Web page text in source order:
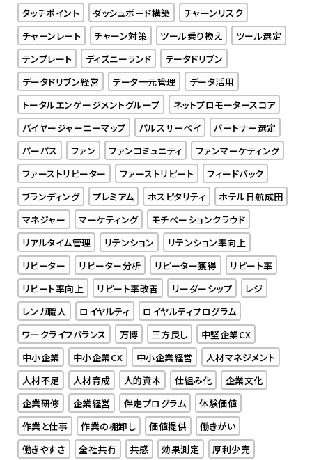
タッチポイント
ダッシュボード構築
チャーンリスク
チャーンレート
チャーン対策 ツール乗り換え
ツール選定
テンプレート
ディズニーランド
データドリブン
データドリブン経営
データ一元管理
データ活用
トータルエンゲージメントグループ
ネットプロモータースコア
バイヤージャーニーマップ
パルスサーベイ
パートナー選定
パーパス
ファン ファンコミュニティ
ファンマーケティング
ファーストリピーター
ファーストリピート
フィードバック
ブランディング
プレミアム ホスピタリティ
ホテル日航成田
マネジャー
マーケティング
モチベーションクラウド
リアルタイム管理
リテンション
リテンション率向上
リピーター
リピーター分析 リピーター獲得
リピート率
リピート率向上
リピート率改善 リーダーシップ
レジ
レンガ職人
ロイヤルティ
ロイヤルティプログラム
ワークライフバランス
万博 三方良し
中堅企業CX
中小企業
中小企業CX 中小企業経営
人材マネジメント
人材不足
人材育成 人的資本 仕組み化
企業文化
企業研修
企業経営 伴走プログラム
体験価値
作業と仕事
作業の棚卸し 価値提供
働きがい
働きやすさ
全社共有 共感 効果測定
厚利少売